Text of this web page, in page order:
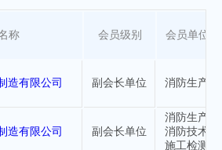
称 会员级别 会员单位
造有限公司 副会长单位 消防生产行
造有限公司 副会长单位
消防生产行
消防技术服
施工检测行